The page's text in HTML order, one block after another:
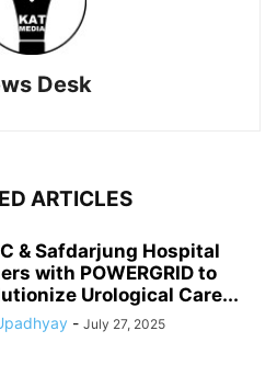
Desk
ARTICLES
& Safdarjung Hospital
with POWERGRID to
Urological Care...
- July 27, 2025